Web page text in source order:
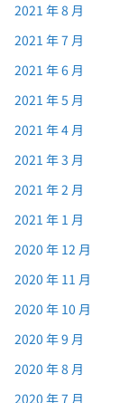
2021 年 8 月
2021 年 7 月
2021 年 6 月
2021 年 5 月
2021 年 4 月
2021 年 3 月
2021 年 2 月
2021 年 1 月
2020 年 12 月
2020 年 11 月
2020 年 10 月
2020 年 9 月
2020 年 8 月
2020 年 7 月